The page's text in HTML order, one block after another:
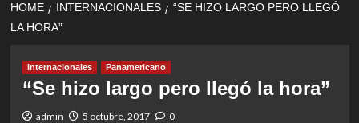
HOME INTERNACIONALES
“SE HIZO LARGO PERO LLEGÓ
LA HORA”
Internacionales Panamericano
“Se hizo largo pero llegó la hora”
admin 5 octubre, 2017 0